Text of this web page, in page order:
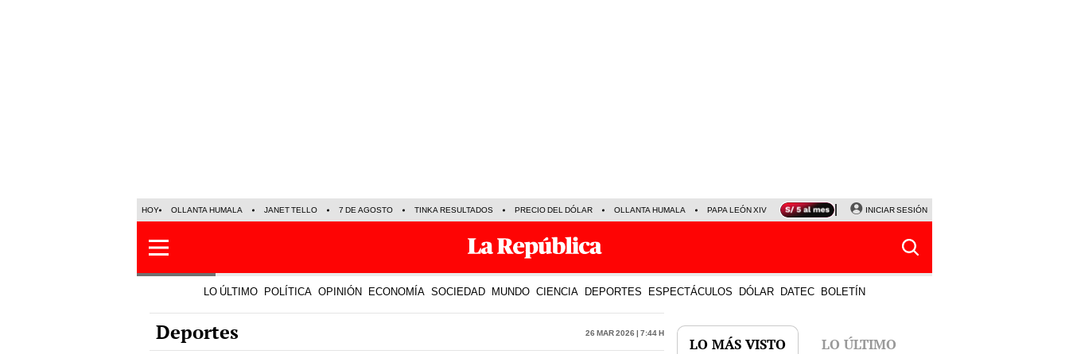
HOY OLLANTA HUMALA JANET TELLO 7 DE AGOSTO TINKA RESULTADOS PRECIO DEL DÓLAR OLLANTA HUMALA PAPA LEÓN XIV NALDY SALDAÑA LA BELLA LUZ
INICIAR SESIÓN
LO ÚLTIMO POLÍTICA OPINIÓN ECONOMÍA SOCIEDAD MUNDO CIENCIA DEPORTES ESPECTÁCULOS DÓLAR DATEC BOLETÍN
Deportes 26 Mar 2026 | 7:44 h
LO MÁS VISTO LO ÚLTIMO